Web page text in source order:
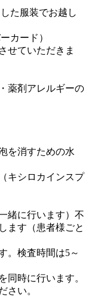
た服装でお越し
カード）
せていただきま
薬剤アレルギーの
を消すための水
キシロカインスプ
緒に行います）不
ます（患者様ごと
。検査時間は5～
同時に行います。
さい。